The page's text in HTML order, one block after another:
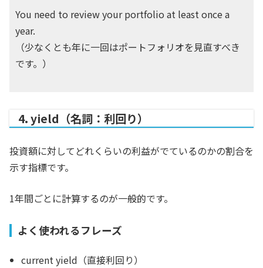
You need to review your portfolio at least once a
year.
（少なくとも年に一回はポートフォリオを見直すべき
です。）
4. yield（名詞：利回り）
投資額に対してどれくらいの利益がでているのかの割合を
示す指標です。
1年間ごとに計算するのが一般的です。
よく使われるフレーズ
current yield（直接利回り）